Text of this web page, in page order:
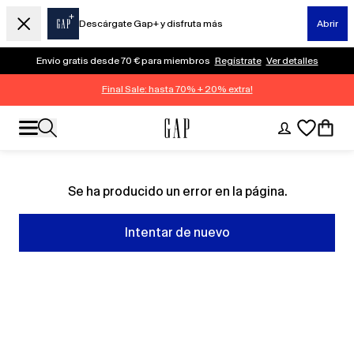
Descárgate Gap+ y disfruta más Abrir
Envío gratis desde 70 € para miembros Regístrate Ver detalles
Final Sale: hasta 70% + 20% extra!
Se ha producido un error en la página.
Intentar de nuevo